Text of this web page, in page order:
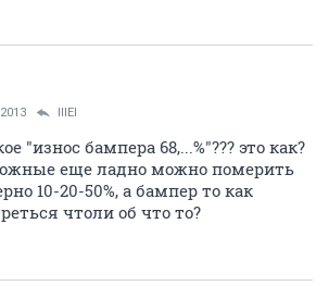
lllEl
"износ бампера 68,...%"??? это как?
еще ладно можно померить
10-20-50%, а бампер то как
чтоли об что то?